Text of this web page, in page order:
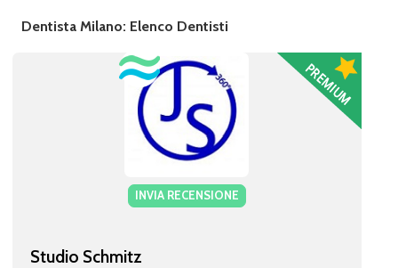
Dentista Milano: Elenco Dentisti
INVIA RECENSIONE
Studio Schmitz